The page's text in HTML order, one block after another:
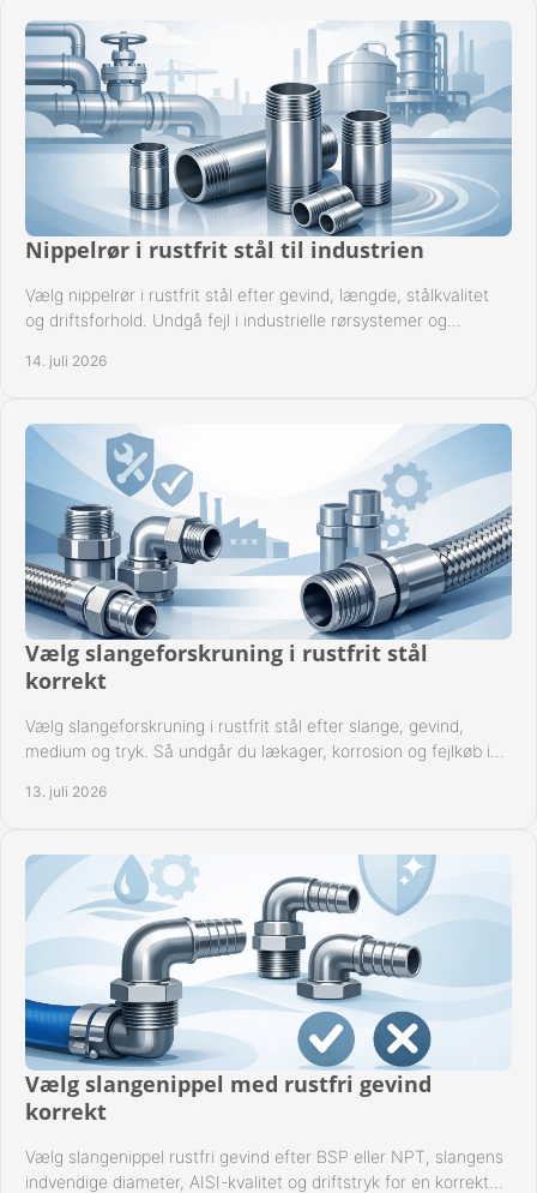
Nippelrør i rustfrit stål til industrien
Vælg nippelrør i rustfrit stål efter gevind, længde, stålkvalitet
og driftsforhold. Undgå fejl i industrielle rørsystemer og
14. juli 2026
Vælg slangeforskruning i rustfrit stål
korrekt
Vælg slangeforskruning i rustfrit stål efter slange, gevind,
medium og tryk. Så undgår du lækager, korrosion og fejlkøb i
13. juli 2026
Vælg slangenippel med rustfri gevind
korrekt
Vælg slangenippel rustfri gevind efter BSP eller NPT, slangens
indvendige diameter, AISI-kvalitet og driftstryk for en korrekt